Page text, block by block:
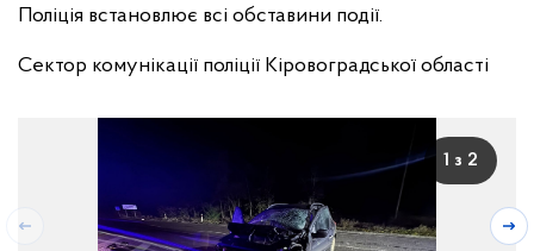
Поліція встановлює всі обставини події.
Сектор комунікації поліції Кіровоградської області
1 з 2